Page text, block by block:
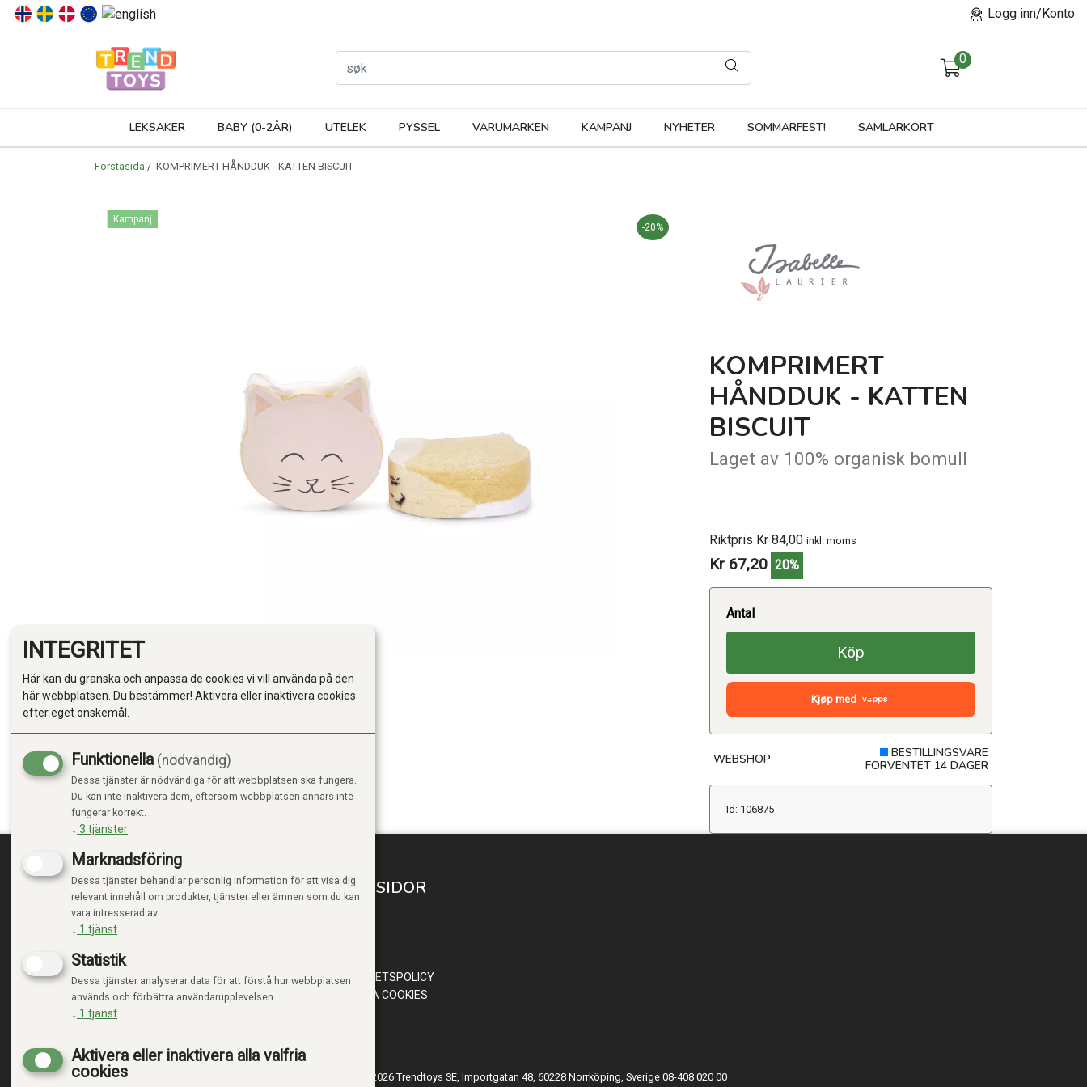
Logg inn/Konto
0
LEKSAKER BABY (0-2ÅR) UTELEK PYSSEL VARUMÄRKEN KAMPANJ NYHETER SOMMARFEST! SAMLARKORT
Förstasida / KOMPRIMERT HÅNDDUK - KATTEN BISCUIT
Kampanj
-20%
KOMPRIMERT
HÅNDDUK - KATTEN
BISCUIT
Laget av 100% organisk bomull
Riktpris Kr 84,00 inkl. moms
Kr 67,20 20%
Antal
Köp
Kjøp med
WEBSHOP
BESTILLINGSVARE
FORVENTET 14 DAGER
Id: 106875
TRENDTOYS.SE
OM TRENDTOYS
MINA SIDOR
INTEGRITETSPOLICY
HANTERA COOKIES
© 2026 Trendtoys SE, Importgatan 48, 60228 Norrköping, Sverige 08-408 020 00
INTEGRITET
Här kan du granska och anpassa de cookies vi vill använda på den
här webbplatsen. Du bestämmer! Aktivera eller inaktivera cookies
efter eget önskemål.
Funktionella (nödvändig)
Dessa tjänster är nödvändiga för att webbplatsen ska fungera.
Du kan inte inaktivera dem, eftersom webbplatsen annars inte
fungerar korrekt.
↓ 3 tjänster
Marknadsföring
Dessa tjänster behandlar personlig information för att visa dig
relevant innehåll om produkter, tjänster eller ämnen som du kan
vara intresserad av.
↓ 1 tjänst
Statistik
Dessa tjänster analyserar data för att förstå hur webbplatsen
används och förbättra användarupplevelsen.
↓ 1 tjänst
Aktivera eller inaktivera alla valfria
cookies